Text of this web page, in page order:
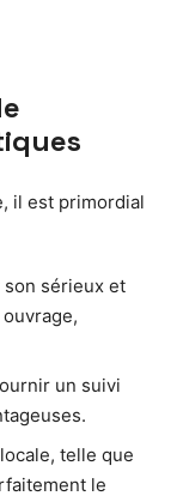
il est primordial
sérieux et
un suivi
telle que
le